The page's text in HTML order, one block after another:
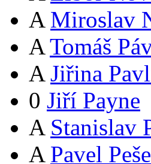
A Miroslav
A Tomáš
A Jiřina
0 Jiří Payne
A Stanislav
A Pavel